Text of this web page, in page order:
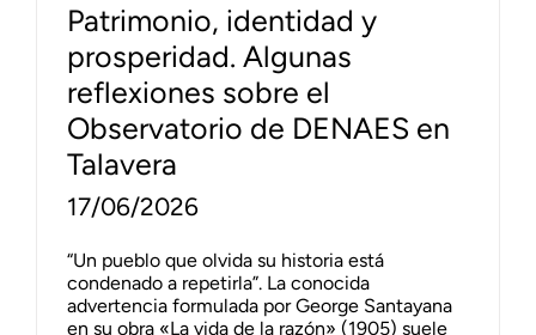
Patrimonio, identidad y
prosperidad. Algunas
reflexiones sobre el
Observatorio de DENAES en
Talavera
17/06/2026
“Un pueblo que olvida su historia está
condenado a repetirla”. La conocida
advertencia formulada por George Santayana
en su obra «La vida de la razón» (1905) suele